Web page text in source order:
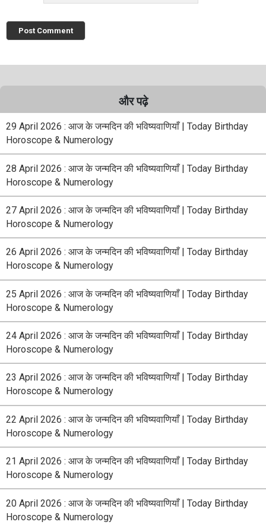
और पढ़े
29 April 2026 : आज के जन्मदिन की भविष्यवाणियाँ | Today Birthday
Horoscope & Numerology
28 April 2026 : आज के जन्मदिन की भविष्यवाणियाँ | Today Birthday
Horoscope & Numerology
27 April 2026 : आज के जन्मदिन की भविष्यवाणियाँ | Today Birthday
Horoscope & Numerology
26 April 2026 : आज के जन्मदिन की भविष्यवाणियाँ | Today Birthday
Horoscope & Numerology
25 April 2026 : आज के जन्मदिन की भविष्यवाणियाँ | Today Birthday
Horoscope & Numerology
24 April 2026 : आज के जन्मदिन की भविष्यवाणियाँ | Today Birthday
Horoscope & Numerology
23 April 2026 : आज के जन्मदिन की भविष्यवाणियाँ | Today Birthday
Horoscope & Numerology
22 April 2026 : आज के जन्मदिन की भविष्यवाणियाँ | Today Birthday
Horoscope & Numerology
21 April 2026 : आज के जन्मदिन की भविष्यवाणियाँ | Today Birthday
Horoscope & Numerology
20 April 2026 : आज के जन्मदिन की भविष्यवाणियाँ | Today Birthday
Horoscope & Numerology